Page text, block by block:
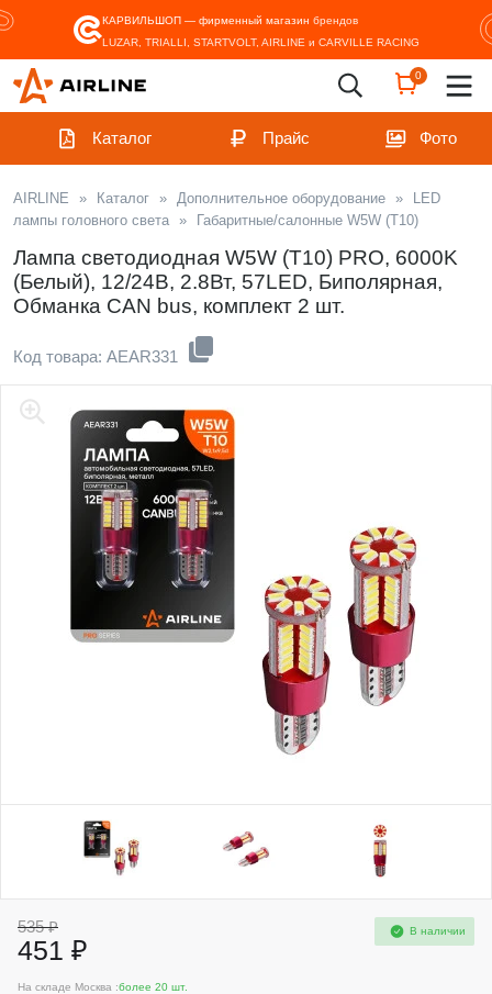
КАРВИЛЬШОП — фирменный магазин брендов
LUZAR, TRIALLI, STARTVOLT, AIRLINE и CARVILLE RACING
0
Каталог Прайс Фото
AIRLINE » Каталог » Дополнительное оборудование »
LED
лампы головного света » Габаритные/салонные W5W (T10)
Лампа светодиодная W5W (T10) PRO, 6000K
(Белый), 12/24В, 2.8Вт, 57LED, Биполярная,
Обманка CAN bus, комплект 2 шт.
Код товара: AEAR331
535 ₽
451 ₽
В наличии
На складе Москва :более 20 шт.